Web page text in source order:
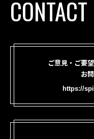
CONTACT
ご意見・ご要
お
https://